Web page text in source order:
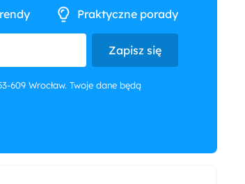
Praktyczne porady
Zapisz się
609 Wrocław. Twoje dane będą